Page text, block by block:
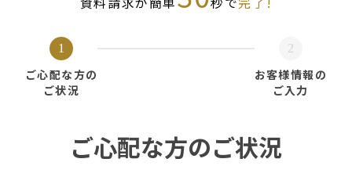
1
ご心配な方の
ご状況
2
お客様情報の
ご入力
ご心配な方のご状況